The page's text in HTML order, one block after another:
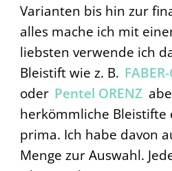
Varianten bis hin zur
alles mache ich mit
liebsten verwende ich
Bleistift wie z. B.
oder Pentel ORENZ
herkömmliche Bleistifte
prima. Ich habe davon
Menge zur Auswahl.